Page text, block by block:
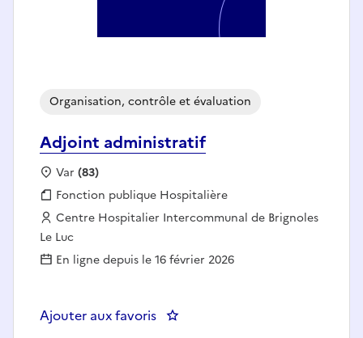
Adjoint administratif
Organisation, contrôle et évaluation
Localisation :
Var (83)
Fonction publique :
Fonction publique Hospitalière
Employeur :
Centre Hospitalier Intercommunal de Brignoles
Le Luc
En ligne depuis le 16 février 2026
Ajouter aux favoris : Adjoint administratif